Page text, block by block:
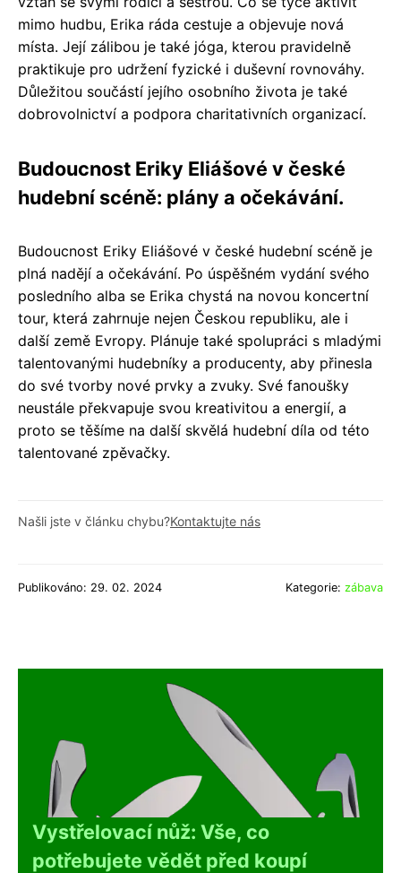
mimo hudbu, Erika ráda cestuje a objevuje nová
místa. Její zálibou je také jóga, kterou pravidelně
praktikuje pro udržení fyzické i duševní rovnováhy.
Důležitou součástí jejího osobního života je také
dobrovolnictví a podpora charitativních organizací.
Budoucnost Eriky Eliášové v české
hudební scéně: plány a očekávání.
Budoucnost Eriky Eliášové v české hudební scéně je
plná nadějí a očekávání. Po úspěšném vydání svého
posledního alba se Erika chystá na novou koncertní
tour, která zahrnuje nejen Českou republiku, ale i
další země Evropy. Plánuje také spolupráci s mladými
talentovanými hudebníky a producenty, aby přinesla
do své tvorby nové prvky a zvuky. Své fanoušky
neustále překvapuje svou kreativitou a energií, a
proto se těšíme na další skvělá hudební díla od této
talentované zpěvačky.
Našli jste v článku chybu?Kontaktujte nás
Publikováno: 29. 02. 2024 Kategorie: zábava
Vystřelovací nůž: Vše, co
potřebujete vědět před koupí